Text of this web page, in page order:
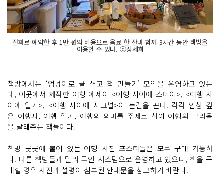
전화로 예약한 후 1만 원의 비용으로 음료 한 잔과 함께 3시간 동안 책방을
이용할 수 있다. ⓒ장세희
책방에서는 ‘엉덩이로 글 쓰고 책 만들기’ 모임을 운영하고 있는
데, 이곳에서 제작한 여행 에세이 <여행 사이에 스테이>, <여행 사
이에 일기>, <여행 사이에 시그널>이 눈길을 끈다. 각각 인상 깊
은 여행지, 여행 일기, 여행의 의미를 주제로 삼아 여행의 그리움
을 달래주는 책들이다.
책방 곳곳에 붙어 있는 여행 사진 포스터들은 모두 구매 가능하
다. 다른 책방들과 달리 무인 시스템으로 운영하고 있으니, 책을 구
매할 경우 사진과 설명이 첨부된 안내문을 참고하기 바란다.